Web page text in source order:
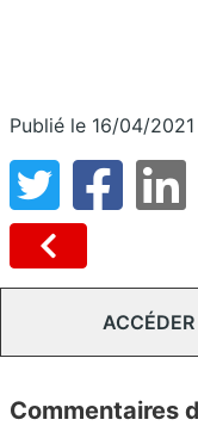
Publié le 16/04/
Commentaires